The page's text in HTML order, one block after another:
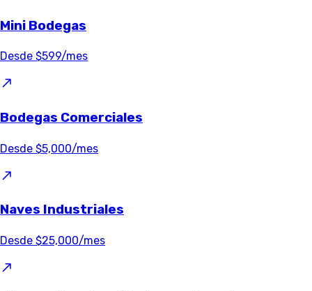
Mini Bodegas
Desde $599/mes
Bodegas Comerciales
Desde $5,000/mes
Naves Industriales
Desde $25,000/mes